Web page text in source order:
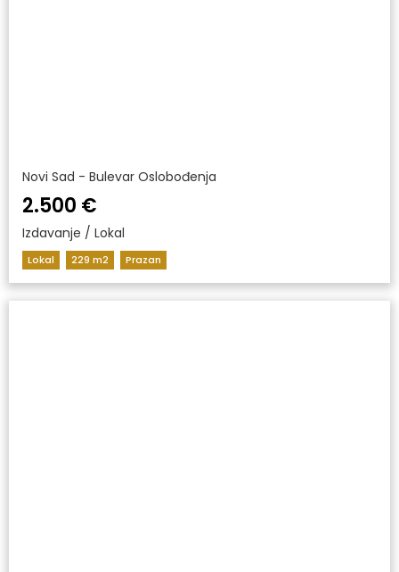
Novi Sad - Bulevar Oslobođenja
2.500 €
Izdavanje / Lokal
Lokal 229 m2 Prazan